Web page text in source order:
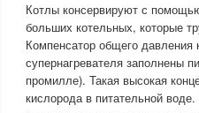
Котлы консервируют с
больших котельных, которые
Компенсатор общего давления
супернагревателя заполнены
промилле). Такая высокая
кислорода в питательной